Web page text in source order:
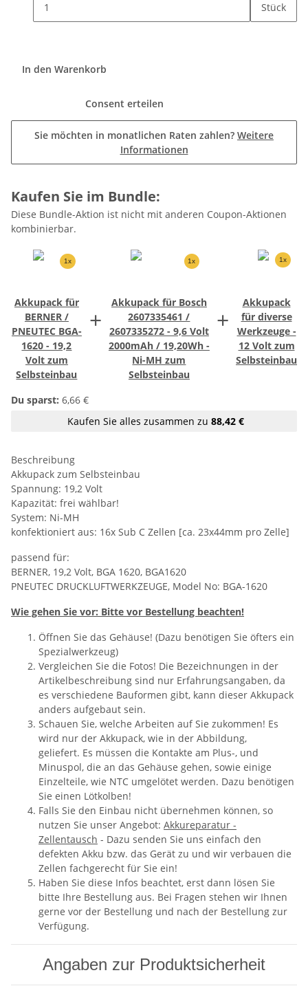
Stück
In den Warenkorb
Consent erteilen
Sie möchten in monatlichen Raten zahlen? Weitere
Informationen
Kaufen Sie im Bundle:
Diese Bundle-Aktion ist nicht mit anderen Coupon-Aktionen
kombinierbar.
Akkupack für
BERNER /
PNEUTEC BGA-
1620 - 19,2
Volt zum
Selbsteinbau
1x
+
Akkupack für Bosch
2607335461 /
2607335272 - 9,6 Volt
2000mAh / 19,20Wh -
Ni-MH zum
Selbsteinbau
1x
+
Akkupack
für diverse
Werkzeuge -
12 Volt zum
Selbsteinbau
1x
Du sparst: 6,66 €
Kaufen Sie alles zusammen zu 88,42 €
Beschreibung
Akkupack zum Selbsteinbau
Spannung: 19,2 Volt
Kapazität: frei wählbar!
System: Ni-MH
konfektioniert aus: 16x Sub C Zellen [ca. 23x44mm pro Zelle]
passend für:
BERNER, 19,2 Volt, BGA 1620, BGA1620
PNEUTEC DRUCKLUFTWERKZEUGE, Model No: BGA-1620
Wie gehen Sie vor: Bitte vor Bestellung beachten!
Öffnen Sie das Gehäuse! (Dazu benötigen Sie öfters ein
Spezialwerkzeug)
Vergleichen Sie die Fotos! Die Bezeichnungen in der
Artikelbeschreibung sind nur Erfahrungsangaben, da
es verschiedene Bauformen gibt, kann dieser Akkupack
anders aufgebaut sein.
Schauen Sie, welche Arbeiten auf Sie zukommen! Es
wird nur der Akkupack, wie in der Abbildung,
geliefert. Es müssen die Kontakte am Plus-, und
Minuspol, die an das Gehäuse gehen, sowie einige
Einzelteile, wie NTC umgelötet werden. Dazu benötigen
Sie einen Lötkolben!
Falls Sie den Einbau nicht übernehmen können, so
nutzen Sie unser Angebot: Akkureparatur -
Zellentausch - Dazu senden Sie uns einfach den
defekten Akku bzw. das Gerät zu und wir verbauen die
Zellen fachgerecht für Sie ein!
Haben Sie diese Infos beachtet, erst dann lösen Sie
bitte Ihre Bestellung aus. Bei Fragen stehen wir Ihnen
gerne vor der Bestellung und nach der Bestellung zur
Verfügung.
Angaben zur Produktsicherheit